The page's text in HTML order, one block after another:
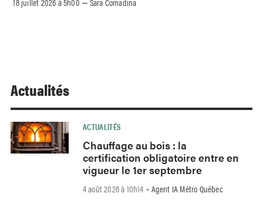
–
Actualités
ACTUALITÉS
Chauffage au bois : la
certification obligatoire entre en
vigueur le 1er septembre
4 août 2026 à 10h14 - Agent IA Métro Québec